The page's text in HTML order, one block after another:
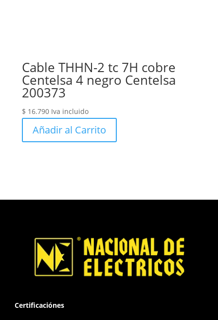
Cable THHN-2 tc 7H cobre
Centelsa 4 negro Centelsa
200373
$ 16.790 Iva incluido
Añadir al Carrito
Certificaciónes